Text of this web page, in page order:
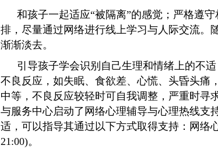
和孩子一起适应“被隔离”的感觉；严格遵
排，尽量通过网络进行线上学习与人际交流。
渐渐淡去。
引导孩子学会识别自己生理和情绪上的不
不良反应，如失眠、食欲差、心慌、头昏头痛
中等，不良反应较轻时可自我调整，严重时寻
与服务中心启动了网络心理辅导与心理热线支
适，可以指导其通过以下方式取得支持：网络
21:00)。